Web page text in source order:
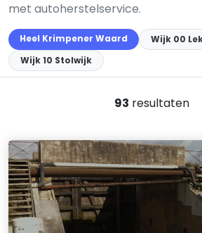
met autoherstelservice.
Heel Krimpener Waard
Wijk 00
Wijk 10 Stolwijk
93 resultaten